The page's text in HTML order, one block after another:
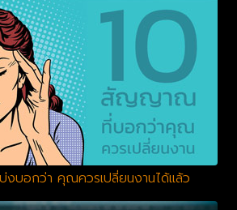
อกว่า คุณควรเปลี่ยนงานได้แล้ว